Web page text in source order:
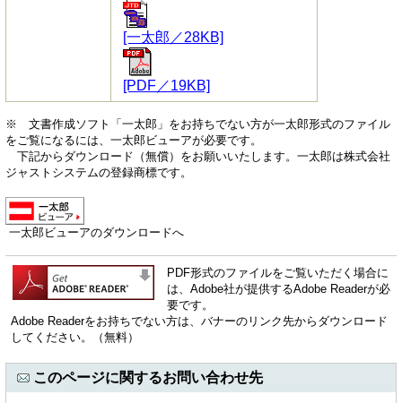
[一太郎／28KB]
[PDF／19KB]
※ 文書作成ソフト「一太郎」をお持ちでない方が一太郎形式のファイル
をご覧になるには、一太郎ビューアが必要です。
下記からダウンロード（無償）をお願いいたします。一太郎は株式会社
ジャストシステムの登録商標です。
一太郎ビューアのダウンロードへ
PDF形式のファイルをご覧いただく場合に
は、Adobe社が提供するAdobe Readerが必
要です。
Adobe Readerをお持ちでない方は、バナーのリンク先からダウンロード
してください。（無料）
このページに関するお問い合わせ先